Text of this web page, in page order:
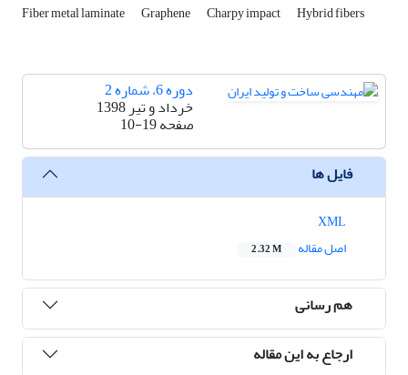
Fiber metal laminate Graphene Charpy impact Hybrid fibers
دوره 6، شماره 2
خرداد و تیر 1398
صفحه10-19
فایل ها
اصل مقاله
2.32 M
هم رسانی
ارجاع به این مقاله